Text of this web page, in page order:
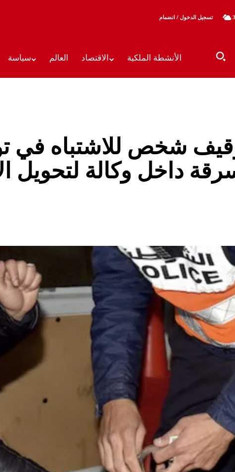
تسجيل الدخول / انضمام
سياسة العالم الاقتصاد الأنشطة الملكية
شخص للاشتباه في
داخل وكالة لتحويل